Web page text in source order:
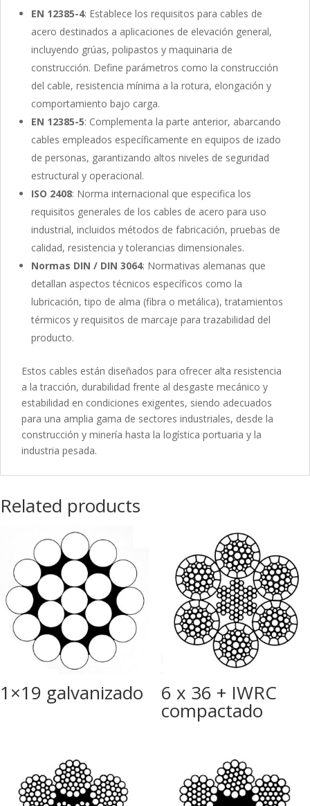
EN 12385-4: Establece los requisitos para cables de
acero destinados a aplicaciones de elevación general,
incluyendo grúas, polipastos y maquinaria de
construcción. Define parámetros como la construcción
del cable, resistencia mínima a la rotura, elongación y
comportamiento bajo carga.
EN 12385-5: Complementa la parte anterior, abarcando
cables empleados específicamente en equipos de izado
de personas, garantizando altos niveles de seguridad
estructural y operacional.
ISO 2408: Norma internacional que especifica los
requisitos generales de los cables de acero para uso
industrial, incluidos métodos de fabricación, pruebas de
calidad, resistencia y tolerancias dimensionales.
Normas DIN / DIN 3064: Normativas alemanas que
detallan aspectos técnicos específicos como la
lubricación, tipo de alma (fibra o metálica), tratamientos
térmicos y requisitos de marcaje para trazabilidad del
producto.
Estos cables están diseñados para ofrecer alta resistencia
a la tracción, durabilidad frente al desgaste mecánico y
estabilidad en condiciones exigentes, siendo adecuados
para una amplia gama de sectores industriales, desde la
construcción y minería hasta la logística portuaria y la
industria pesada.
Related products
1×19 galvanizado 6 x 36 + IWRC
compactado